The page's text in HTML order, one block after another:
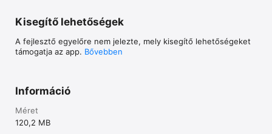
helyközi jegyeket, ország-és vármegyebérleteket vásárolhatsz
és mindezeket egy alkalmazásban.
BKK jegyek és bérletek
Számos város helyi jegyei
Helyközi jegyek
Napló a korábbi vásárlásokról
Kisegítő lehetőségek
A fejlesztő egyelőre nem jelezte, mely kisegítő lehetőségeket
támogatja az app. Bővebben
Információ
Méret
120,2 MB